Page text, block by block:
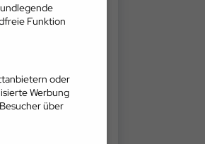
Funktion
oder
Werbung
über